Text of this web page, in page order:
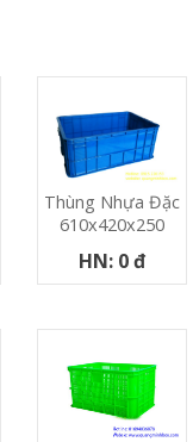
Thùng Nhựa Đặc
610x420x250
HN: 0 đ